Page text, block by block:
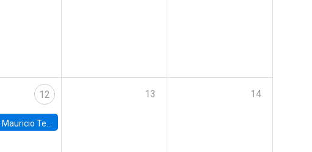
12
Mauricio Tejada, UDP
13 14